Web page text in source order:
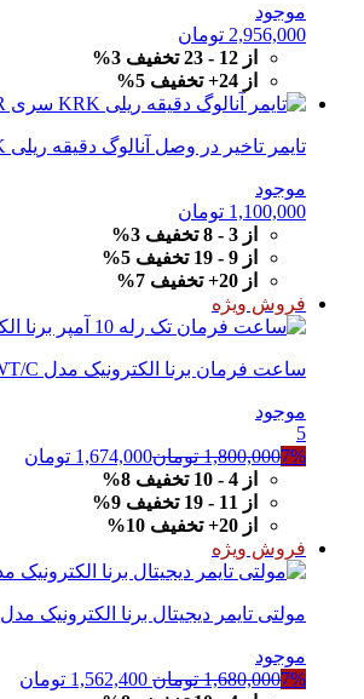
موجود
2,956,000 تومان
از 12 - 23 تخفیف 3%
از 24+ تخفیف 5%
تایمر تاخیر در وصل آنالوگ دقیقه ریلی KRK سری SZRM
موجود
1,100,000 تومان
از 3 - 8 تخفیف 3%
از 9 - 19 تخفیف 5%
از 20+ تخفیف 7%
فروش ویژه
ساعت فرمان برنا الکترونیک مدل SWT/C
موجود
5
7%
1,800,000 تومان1,674,000 تومان
از 4 - 10 تخفیف 8%
از 11 - 19 تخفیف 9%
از 20+ تخفیف 10%
فروش ویژه
مولتی تایمر دیجیتال برنا الکترونیک مدل MTT/C
موجود
7%
1,680,000 تومان قیمت
1,562,400 تومان